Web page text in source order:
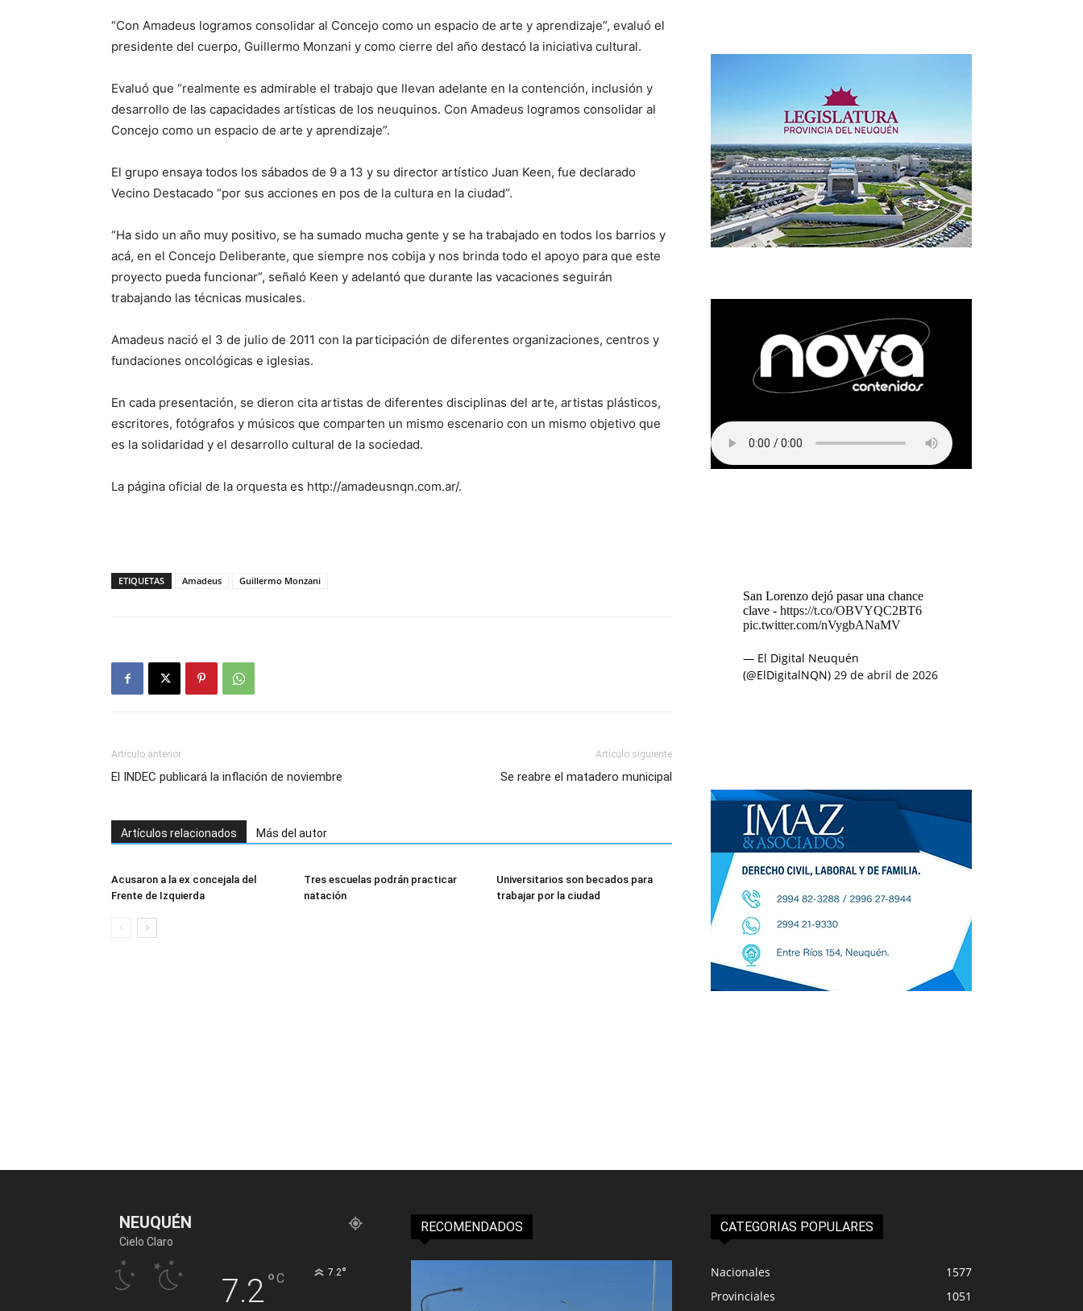
“Con Amadeus logramos consolidar al Concejo como un espacio de arte y aprendizaje”, evaluó el
presidente del cuerpo, Guillermo Monzani y como cierre del año destacó la iniciativa cultural.
Evaluó que “realmente es admirable el trabajo que llevan adelante en la contención, inclusión y
desarrollo de las capacidades artísticas de los neuquinos. Con Amadeus logramos consolidar al
Concejo como un espacio de arte y aprendizaje”.
El grupo ensaya todos los sábados de 9 a 13 y su director artístico Juan Keen, fue declarado
Vecino Destacado “por sus acciones en pos de la cultura en la ciudad”.
“Ha sido un año muy positivo, se ha sumado mucha gente y se ha trabajado en todos los barrios y
acá, en el Concejo Deliberante, que siempre nos cobija y nos brinda todo el apoyo para que este
proyecto pueda funcionar”, señaló Keen y adelantó que durante las vacaciones seguirán
trabajando las técnicas musicales.
Amadeus nació el 3 de julio de 2011 con la participación de diferentes organizaciones, centros y
fundaciones oncológicas e iglesias.
En cada presentación, se dieron cita artistas de diferentes disciplinas del arte, artistas plásticos,
escritores, fotógrafos y músicos que comparten un mismo escenario con un mismo objetivo que
es la solidaridad y el desarrollo cultural de la sociedad.
La página oficial de la orquesta es http://amadeusnqn.com.ar/.
ETIQUETAS Amadeus Guillermo Monzani
Artículo anterior
El INDEC publicará la inflación de noviembre
Artículo siguiente
Se reabre el matadero municipal
Artículos relacionados Más del autor
Acusaron a la ex concejala del
Frente de Izquierda
Tres escuelas podrán practicar
natación
Universitarios son becados para
trabajar por la ciudad
San Lorenzo dejó pasar una chance
clave - https://t.co/OBVYQC2BT6
pic.twitter.com/nVygbANaMV
— El Digital Neuquén
(@ElDigitalNQN) 29 de abril de 2026
NEUQUÉN
Cielo Claro
7.2°C 7.2°
RECOMENDADOS CATEGORIAS POPULARES
Nacionales
1577
Provinciales
1051